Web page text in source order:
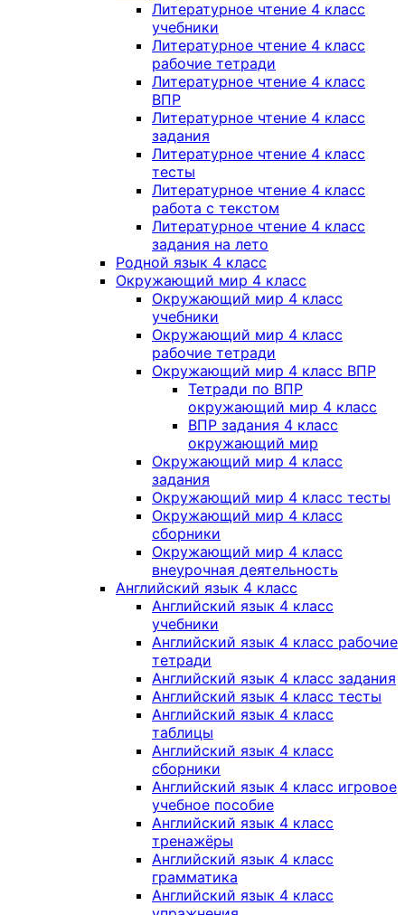
Литературное чтение 4 класс
учебники
Литературное чтение 4 класс
рабочие тетради
Литературное чтение 4 класс
ВПР
Литературное чтение 4 класс
задания
Литературное чтение 4 класс
тесты
Литературное чтение 4 класс
работа с текстом
Литературное чтение 4 класс
задания на лето
Родной язык 4 класс
Окружающий мир 4 класс
Окружающий мир 4 класс
учебники
Окружающий мир 4 класс
рабочие тетради
Окружающий мир 4 класс ВПР
Тетради по ВПР
окружающий мир 4 класс
ВПР задания 4 класс
окружающий мир
Окружающий мир 4 класс
задания
Окружающий мир 4 класс тесты
Окружающий мир 4 класс
сборники
Окружающий мир 4 класс
внеурочная деятельность
Английский язык 4 класс
Английский язык 4 класс
учебники
Английский язык 4 класс рабочие
тетради
Английский язык 4 класс задания
Английский язык 4 класс тесты
Английский язык 4 класс
таблицы
Английский язык 4 класс
сборники
Английский язык 4 класс игровое
учебное пособие
Английский язык 4 класс
тренажёры
Английский язык 4 класс
грамматика
Английский язык 4 класс